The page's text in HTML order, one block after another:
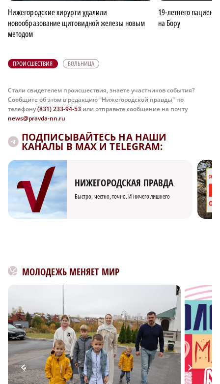
Нижегородские хирурги удалили
новообразование щитовидной железы новым
методом
19-летнего
на Бору
ПРОИСШЕСТВИЯ БОЛЬНИЦА
Стали свидетелем происшествия, знаете участников события?
Сообщите об этом в редакцию "Нижегородской правды" по
телефону(831) 233-94-53 или отправьте сообщение на почту
news@pravda-nn.ru
ПОДПИСЫВАЙТЕСЬ НА НАШИ
КАНАЛЫ В MAX И TELEGRAM:
НИЖЕГОРОДСКАЯ ПРАВДА
Быстро, честно, точно. И ничего лишнего
МОЛОДЕЖЬ МЕНЯЕТ МИР